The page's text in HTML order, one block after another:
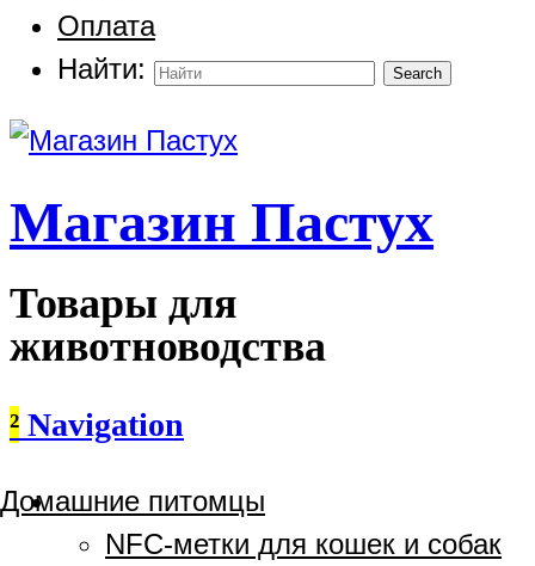
Оплата
Найти:
Магазин Пастух
Товары для
животноводства
² Navigation
Домашние питомцы
NFC-метки для кошек и собак